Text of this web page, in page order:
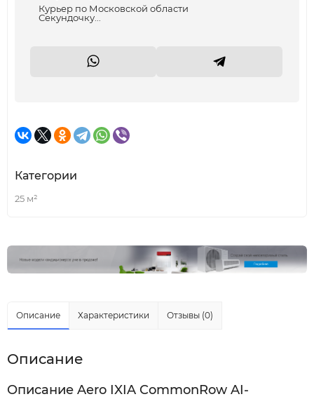
Курьер по Московской области
Секундочку...
Категории
25 м²
Описание Характеристики Отзывы (0)
Описание
Описание Aero IXIA CommonRow AI-